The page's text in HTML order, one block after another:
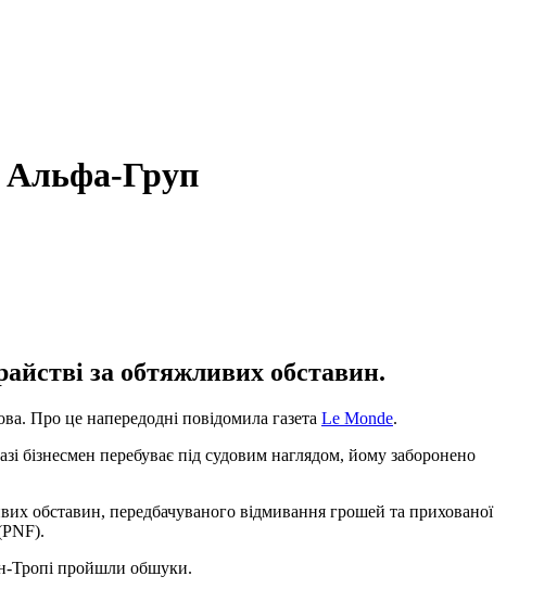
Альфа-Груп
за обтяжливих обставин.
Про це напередодні повідомила газета Le Monde.
бізнесмен перебуває під судовим наглядом, йому заборонено
обставин, передбачуваного відмивання грошей та прихованої
Тропі пройшли обшуки.